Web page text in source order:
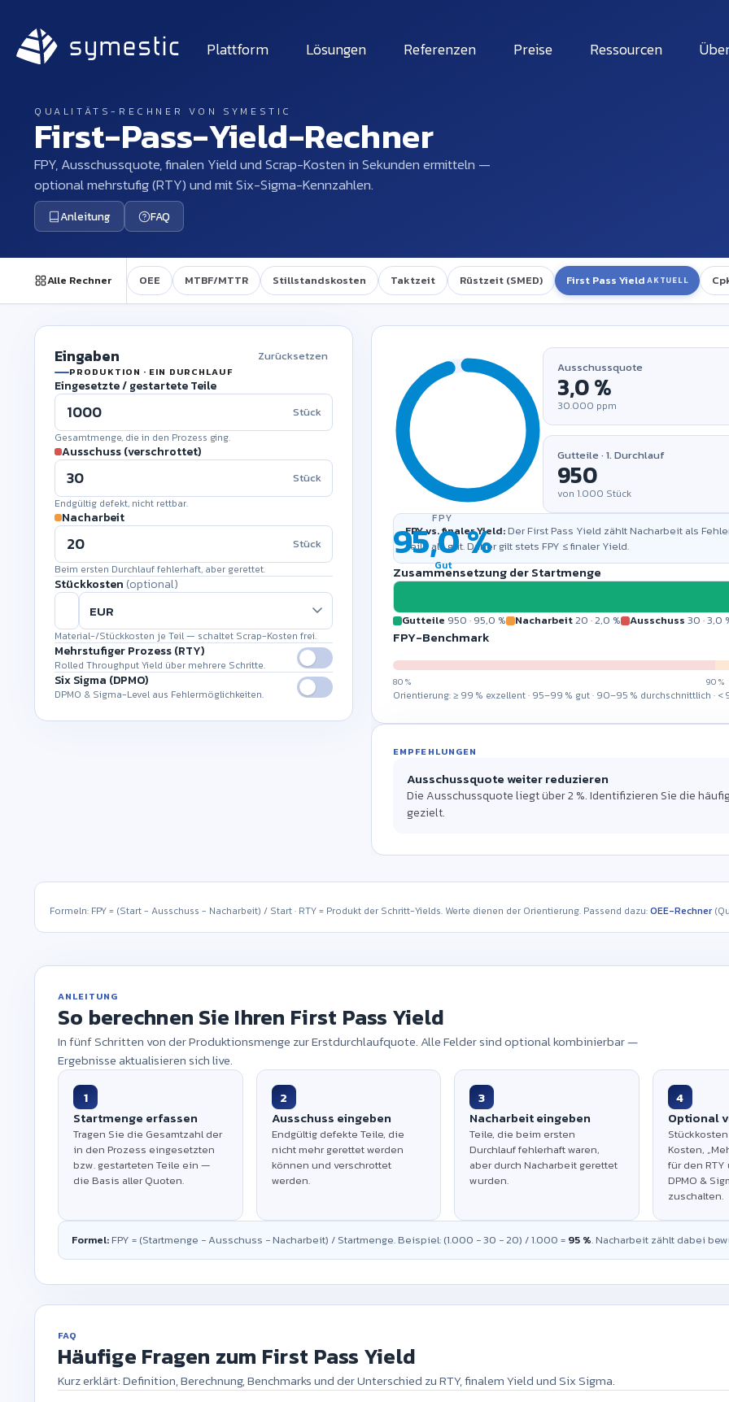
Plattform Lösungen Referenzen Preise Ressourcen
QUALITÄTS-RECHNER VON SYMESTIC
First-Pass-Yield-Rechner
FPY, Ausschussquote, finalen Yield und Scrap-Kosten in Sekunden ermitteln —
optional mehrstufig (RTY) und mit Six-Sigma-Kennzahlen.
Anleitung FAQ
Alle Rechner OEE MTBF/MTTR Stillstandskosten Taktzeit Rüstzeit (SMED) First Pass Yield AKTUELL
Eingaben Zurücksetzen
PRODUKTION · EIN DURCHLAUF
Eingesetzte / gestartete Teile
Stück
Gesamtmenge, die in den Prozess ging.
Ausschuss (verschrottet)
Stück
Endgültig defekt, nicht rettbar.
Nacharbeit
Stück
Beim ersten Durchlauf fehlerhaft, aber gerettet.
Stückkosten (optional)
Material-/Stückkosten je Teil — schaltet Scrap-Kosten frei.
Mehrstufiger Prozess (RTY)
Rolled Throughput Yield über mehrere Schritte.
# EINGANG FEHLER YIELD
1 95,0 % ×
Six Sigma (DPMO)
DPMO & Sigma-Level aus Fehlermöglichkeiten.
Ungültige Eingabe
Ausschuss + Nacharbeit ( ) übersteigen die gestartete
Bereit zur
Geben Sie links eine
First Pass Yield,
FPY
Gut
Ausschussquote
30.000 ppm
Gutteile · 1. Durchlauf
von 1.000 Stück
FPY vs. finaler Yield: Der First Pass Yield zählt Nacharbeit als
Teile als gut. Daher gilt stets FPY ≤ finaler Yield.
Zusammensetzung der Startmenge
Gutteile 950 · 95,0 % Nacharbeit20 ·2,0 % Ausschuss 30 ·3,0
FPY-Benchmark
80 % 90 %
Orientierung: ≥ 99 % exzellent · 95–99 % gut · 90–95 % durchschnittlich ·
WIRTSCHAFTLICHKEIT
—
Hinweis: Nacharbeitskosten (
MEHRSTUFIGER PROZESS
RTY = Produkt aller Schritt-Yields und ist damit stets kleiner als der
SIX SIGMA
DPMO
—
Defects per Million Opportunities
EMPFEHLUNGEN
Ausschussquote weiter reduzieren
Die Ausschussquote liegt über 2 %. Identifizieren Sie die
gezielt.
Formeln: FPY = (Start − Ausschuss − Nacharbeit) / Start · RTY = Produkt der Schritt-Yields. Werte dienen der Orientierung. Passend dazu:OEE-Rechner
ANLEITUNG
So berechnen Sie Ihren First Pass Yield
In fünf Schritten von der Produktionsmenge zur Erstdurchlaufquote. Alle Felder sind optional kombinierbar —
Ergebnisse aktualisieren sich live.
1
Startmenge erfassen
Tragen Sie die Gesamtzahl der
in den Prozess eingesetzten
bzw. gestarteten Teile ein —
die Basis aller Quoten.
2
Ausschuss eingeben
Endgültig defekte Teile, die
nicht mehr gerettet werden
können und verschrottet
werden.
3
Nacharbeit eingeben
Teile, die beim ersten
Durchlauf fehlerhaft waren,
aber durch Nacharbeit gerettet
wurden.
4
Optional
Kosten,
für den RTY
DPMO &
zuschalten.
Formel: FPY = (Startmenge − Ausschuss − Nacharbeit) / Startmenge. Beispiel: (1.000 − 30 − 20) / 1.000 = 95 %. Nacharbeit zählt dabei
FAQ
Häufige Fragen zum First Pass Yield
Kurz erklärt: Definition, Berechnung, Benchmarks und der Unterschied zu RTY, finalem Yield und Six Sigma.